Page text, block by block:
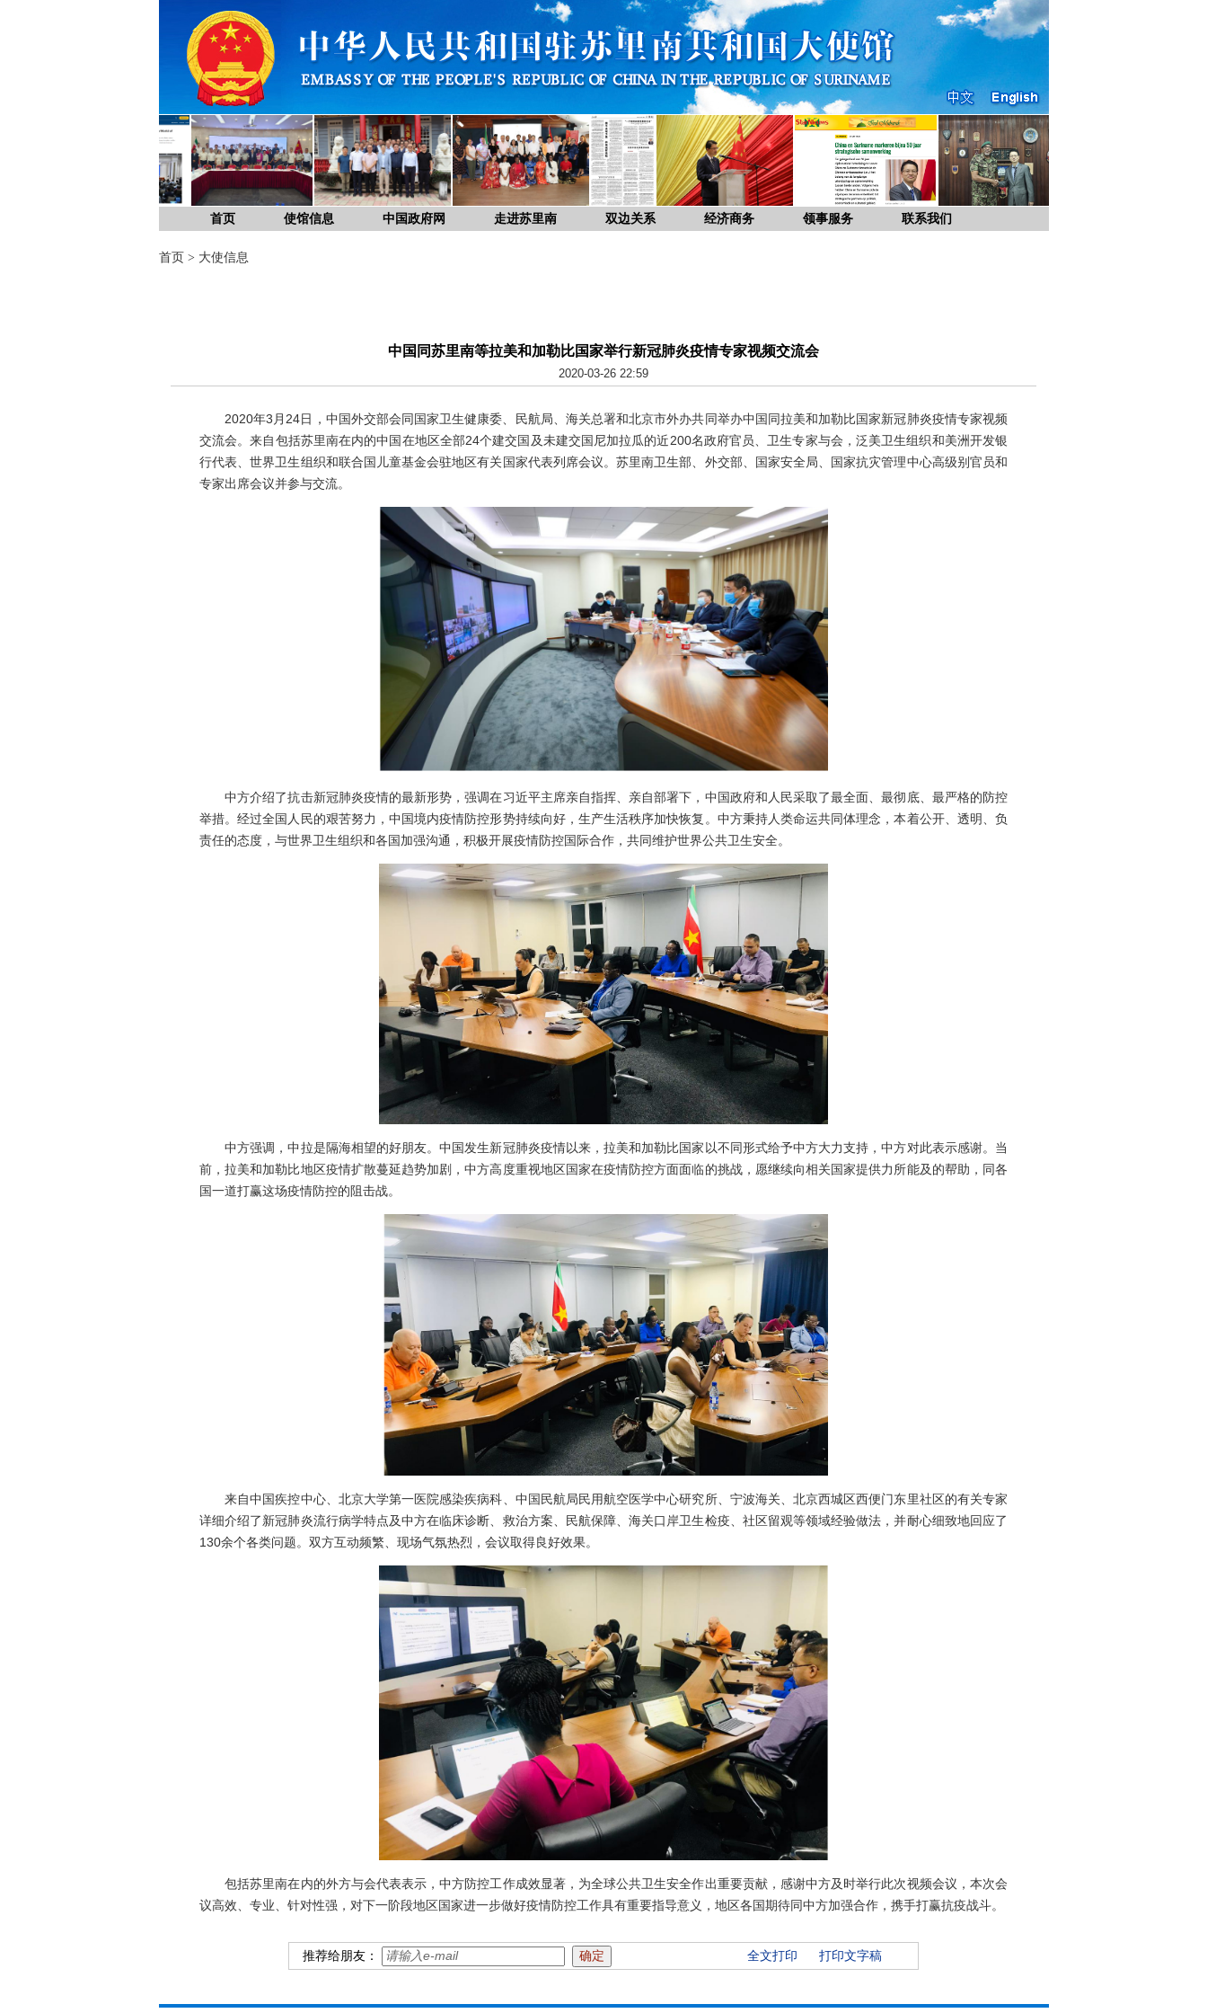
首页 使馆信息 中国政府网 走进苏里南 双边关系 经济商务 领事服务 联系我们
首页 > 大使信息
中国同苏里南等拉美和加勒比国家举行新冠肺炎疫情专家视频交流会
2020-03-26 22:59
2020年3月24日，中国外交部会同国家卫生健康委、民航局、海关总署和北京市外办共同举办中国同拉美和加勒比国家新冠肺炎疫情专家视频
交流会。来自包括苏里南在内的中国在地区全部24个建交国及未建交国尼加拉瓜的近200名政府官员、卫生专家与会，泛美卫生组织和美洲开发银
行代表、世界卫生组织和联合国儿童基金会驻地区有关国家代表列席会议。苏里南卫生部、外交部、国家安全局、国家抗灾管理中心高级别官员和
专家出席会议并参与交流。
中方介绍了抗击新冠肺炎疫情的最新形势，强调在习近平主席亲自指挥、亲自部署下，中国政府和人民采取了最全面、最彻底、最严格的防控
举措。经过全国人民的艰苦努力，中国境内疫情防控形势持续向好，生产生活秩序加快恢复。中方秉持人类命运共同体理念，本着公开、透明、负
责任的态度，与世界卫生组织和各国加强沟通，积极开展疫情防控国际合作，共同维护世界公共卫生安全。
中方强调，中拉是隔海相望的好朋友。中国发生新冠肺炎疫情以来，拉美和加勒比国家以不同形式给予中方大力支持，中方对此表示感谢。当
前，拉美和加勒比地区疫情扩散蔓延趋势加剧，中方高度重视地区国家在疫情防控方面面临的挑战，愿继续向相关国家提供力所能及的帮助，同各
国一道打赢这场疫情防控的阻击战。
来自中国疾控中心、北京大学第一医院感染疾病科、中国民航局民用航空医学中心研究所、宁波海关、北京西城区西便门东里社区的有关专家
详细介绍了新冠肺炎流行病学特点及中方在临床诊断、救治方案、民航保障、海关口岸卫生检疫、社区留观等领域经验做法，并耐心细致地回应了
130余个各类问题。双方互动频繁、现场气氛热烈，会议取得良好效果。
包括苏里南在内的外方与会代表表示，中方防控工作成效显著，为全球公共卫生安全作出重要贡献，感谢中方及时举行此次视频会议，本次会
议高效、专业、针对性强，对下一阶段地区国家进一步做好疫情防控工作具有重要指导意义，地区各国期待同中方加强合作，携手打赢抗疫战斗。
推荐给朋友： 全文打印 打印文字稿